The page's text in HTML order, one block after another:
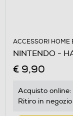
ACCESSORI HOME
NINTENDO -
€ 9,90
Acquisto online:
Ritiro in